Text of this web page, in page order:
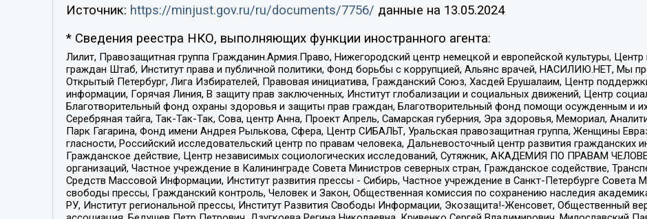
Источник: https://minjust.gov.ru/ru/documents/7756/ данные на 13.05.2024
* Сведения реестра НКО, выполняющих функции иностранного агента:
Лилит, Правозащитная группа Гражданин.Армия.Право, Нижегородский центр немецкой и европейской культуры,
граждан Штаб, Институт права и публичной политики, Фонд борьбы с коррупцией, Альянс врачей, НАСИЛИЮ.НЕТ, Мы
Открытый Петербург, Лига Избирателей, Правовая инициатива, Гражданский Союз, Хасдей Ерушалаим, Центр
информации, Горячая Линия, В защиту прав заключенных, Институт глобализации и социальных движений, Центр
Благотворительный фонд охраны здоровья и защиты прав граждан, Благотворительный фонд помощи осужденным и
Серебряная тайга, Так-Так-Так, Сова, центр Анна, Проект Апрель, Самарская губерния, Эра здоровья, Мемориал,
Парк Гагарина, Фонд имени Андрея Рылькова, Сфера, Центр СИБАЛЬТ, Уральская правозащитная группа, Женщины
гласности, Российский исследовательский центр по правам человека, Дальневосточный центр развития гражданских
Гражданское действие, Центр независимых социологических исследований, Сутяжник, АКАДЕМИЯ ПО ПРАВАМ
организаций, Частное учреждение в Калининграде Совета Министров северных стран, Гражданское содействие,
Средств Массовой Информации, Институт развития прессы - Сибирь, Частное учреждение в Санкт-Петербурге
свободы прессы, Гражданский контроль, Человек и Закон, Общественная комиссия по сохранению наследия
РУ, Институт региональной прессы, Институт Развития Свободы Информации, Экозащита!-Женсовет, Общественный